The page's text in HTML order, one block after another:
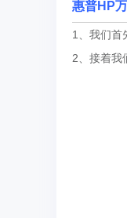
惠普HP
1、我们首
2、接着我